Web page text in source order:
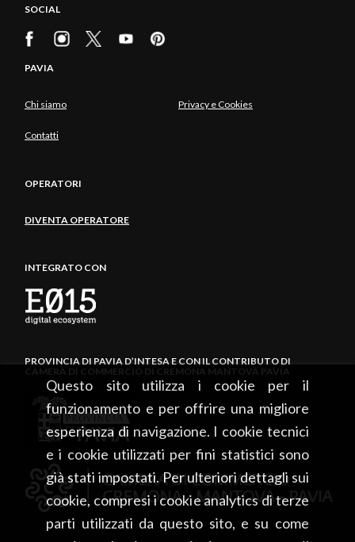
Questo sito utilizza i cookie per il
funzionamento e per offrire una migliore
esperienza di navigazione. I cookie tecnici
e i cookie utilizzati per fini statistici sono
già stati impostati. Per ulteriori dettagli sui
cookie, compresi i cookie analytics di terze
parti utilizzati da questo sito, e su come
SOCIAL
PAVIA
Chi siamo Privacy e Cookies
Contatti
OPERATORI
DIVENTA OPERATORE
INTEGRATO CON
PROVINCIA DI PAVIA D’INTESA E CON IL CONTRIBUTO DI
CAMERA DI COMMERCIO DI CREMONA MANTOVA PAVIA